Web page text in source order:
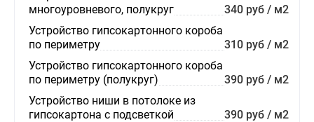
многоуровневого, полукруг
340 руб / м2
Устройство гипсокартонного короба
по периметру
310 руб / м2
Устройство гипсокартонного короба
по периметру (полукруг)
390 руб / м2
Устройство ниши в потолоке из
гипсокартона с подсветкой
390 руб / м2